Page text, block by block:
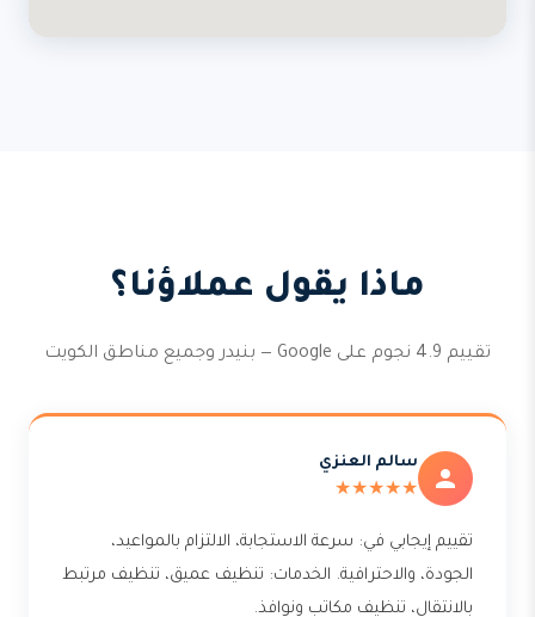
ماذا يقول عملاؤنا؟
تقييم 4.9 نجوم على Google — بنيدر وجميع مناطق الكويت
سالم العنزي
★★★★★
تقييم إيجابي في: سرعة الاستجابة، الالتزام بالمواعيد،
الجودة، والاحترافية. الخدمات: تنظيف عميق، تنظيف مرتبط
بالانتقال، تنظيف مكاتب ونوافذ.